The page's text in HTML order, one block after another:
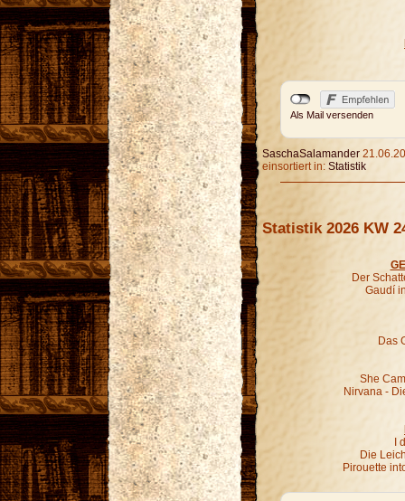
Als Mail versenden
SaschaSalamander
einsortiert in: Statistik
Statistik 2026 KW
Der
Gaudí
Das
She
Nirvana -
I
Die
Pirouette